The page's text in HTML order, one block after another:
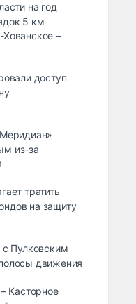
на год
5 км
–
доступ
из-за
тратить
на защиту
Пулковским
движения
Касторное